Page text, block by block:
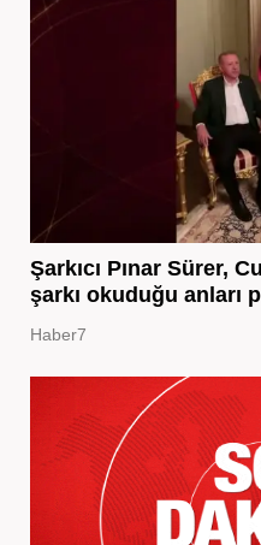
Şarkıcı Pınar Sürer,
şarkı okuduğu anları
Haber7